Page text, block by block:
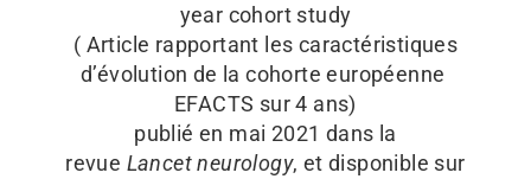
year cohort study
( Article rapportant les caractéristiques
d’évolution de la cohorte européenne
EFACTS sur 4 ans)
publié en mai 2021 dans la
revue Lancet neurology, et disponible sur